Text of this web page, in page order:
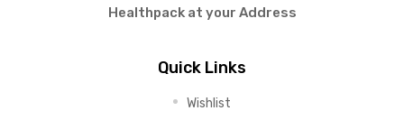
Healthpack at your Address
Quick Links
Wishlist